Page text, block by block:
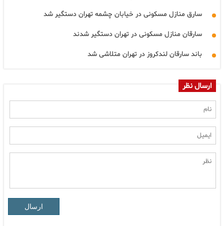
سارق منازل مسکونی در خیابان چشمه تهران دستگیر شد
سارقان منازل مسکونی در تهران دستگیر شدند
باند سارقان لندکروز در تهران متلاشی شد
ارسال نظر
ارسال